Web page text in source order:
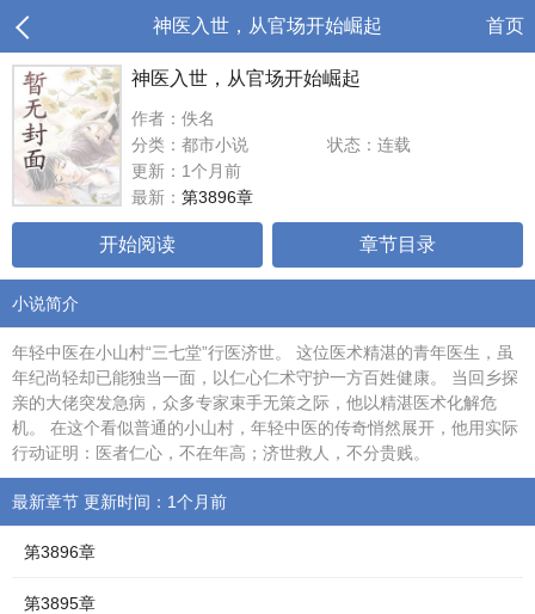
神医入世，从官场开始崛起 首页
神医入世，从官场开始崛起
作者：佚名
分类：都市小说
状态：连载
更新：1个月前
最新： 第3896章
开始阅读 章节目录
小说简介
年轻中医在小山村“三七堂”行医济世。 这位医术精湛的青年医生，虽
年纪尚轻却已能独当一面，以仁心仁术守护一方百姓健康。 当回乡探
亲的大佬突发急病，众多专家束手无策之际，他以精湛医术化解危
机。 在这个看似普通的小山村，年轻中医的传奇悄然展开，他用实际
行动证明：医者仁心，不在年高；济世救人，不分贵贱。
最新章节 更新时间：1个月前
第3896章
第3895章